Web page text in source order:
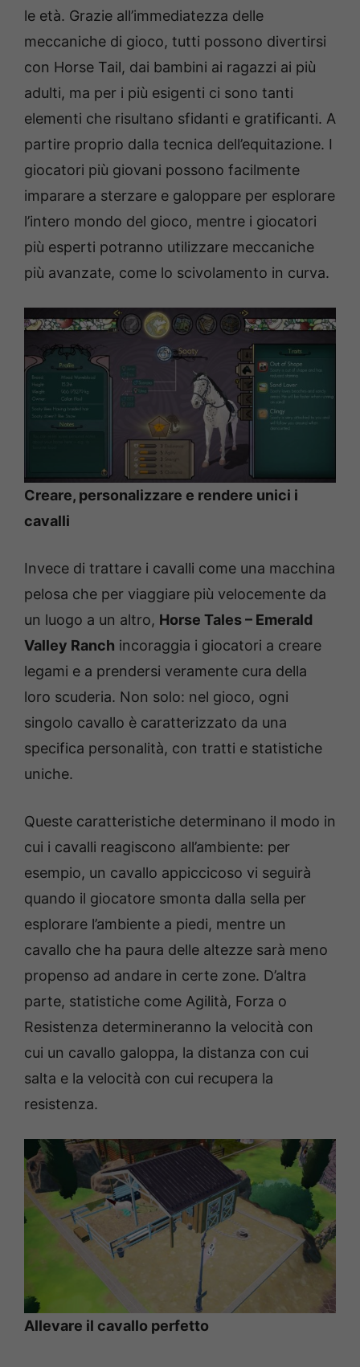
le età. Grazie all’immediatezza delle
meccaniche di gioco, tutti possono divertirsi
con Horse Tail, dai bambini ai ragazzi ai più
adulti, ma per i più esigenti ci sono tanti
elementi che risultano sfidanti e gratificanti. A
partire proprio dalla tecnica dell’equitazione. I
giocatori più giovani possono facilmente
imparare a sterzare e galoppare per esplorare
l’intero mondo del gioco, mentre i giocatori
più esperti potranno utilizzare meccaniche
più avanzate, come lo scivolamento in curva.
Creare, personalizzare e rendere unici i
cavalli
Invece di trattare i cavalli come una macchina
pelosa che per viaggiare più velocemente da
un luogo a un altro, Horse Tales – Emerald
Valley Ranch incoraggia i giocatori a creare
legami e a prendersi veramente cura della
loro scuderia. Non solo: nel gioco, ogni
singolo cavallo è caratterizzato da una
specifica personalità, con tratti e statistiche
uniche.
Queste caratteristiche determinano il modo in
cui i cavalli reagiscono all’ambiente: per
esempio, un cavallo appiccicoso vi seguirà
quando il giocatore smonta dalla sella per
esplorare l’ambiente a piedi, mentre un
cavallo che ha paura delle altezze sarà meno
propenso ad andare in certe zone. D’altra
parte, statistiche come Agilità, Forza o
Resistenza determineranno la velocità con
cui un cavallo galoppa, la distanza con cui
salta e la velocità con cui recupera la
resistenza.
Allevare il cavallo perfetto